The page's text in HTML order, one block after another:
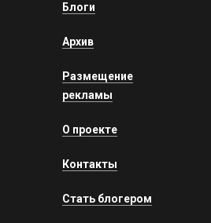
Блоги
Архив
Размещение
рекламы
О проекте
Контакты
Стать блогером